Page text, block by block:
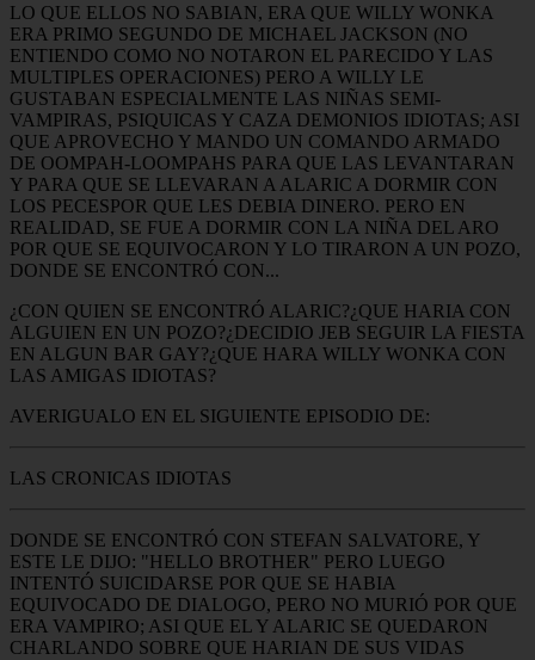
LO QUE ELLOS NO SABIAN, ERA QUE WILLY WONKA
ERA PRIMO SEGUNDO DE MICHAEL JACKSON (NO
ENTIENDO COMO NO NOTARON EL PARECIDO Y LAS
MULTIPLES OPERACIONES) PERO A WILLY LE
GUSTABAN ESPECIALMENTE LAS NIÑAS SEMI-
VAMPIRAS, PSIQUICAS Y CAZA DEMONIOS IDIOTAS; ASI
QUE APROVECHO Y MANDO UN COMANDO ARMADO
DE OOMPAH-LOOMPAHS PARA QUE LAS LEVANTARAN
Y PARA QUE SE LLEVARAN A ALARIC A DORMIR CON
LOS PECESPOR QUE LES DEBIA DINERO. PERO EN
REALIDAD, SE FUE A DORMIR CON LA NIÑA DEL ARO
POR QUE SE EQUIVOCARON Y LO TIRARON A UN POZO,
DONDE SE ENCONTRÓ CON...
¿CON QUIEN SE ENCONTRÓ ALARIC?¿QUE HARIA CON
ALGUIEN EN UN POZO?¿DECIDIO JEB SEGUIR LA FIESTA
EN ALGUN BAR GAY?¿QUE HARA WILLY WONKA CON
LAS AMIGAS IDIOTAS?
AVERIGUALO EN EL SIGUIENTE EPISODIO DE:
LAS CRONICAS IDIOTAS
DONDE SE ENCONTRÓ CON STEFAN SALVATORE, Y
ESTE LE DIJO: "HELLO BROTHER" PERO LUEGO
INTENTÓ SUICIDARSE POR QUE SE HABIA
EQUIVOCADO DE DIALOGO, PERO NO MURIÓ POR QUE
ERA VAMPIRO; ASI QUE EL Y ALARIC SE QUEDARON
CHARLANDO SOBRE QUE HARIAN DE SUS VIDAS